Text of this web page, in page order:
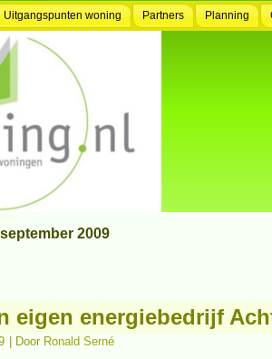
Uitgangspunten woning Partners Planning
september 2009
eigen energiebedrijf
Door Ronald Serné